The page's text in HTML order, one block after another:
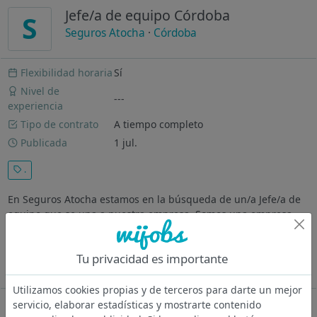
S Jefe/a de equipo Córdoba
Seguros Atocha · Córdoba
Flexibilidad horaria Sí
Nivel de
experiencia
---
Tipo de contrato
A tiempo completo
Publicada
1 jul.
.
En Seguros Atocha estamos en la búsqueda de un/a Jefe/a de
equipo que se una a nuestra empresa. Somos una empresa
líder en el sector seguros. Tu misión será impulsar las ventas
de nuestros productos. Buscamos personas con: Capacidad
emprendedora Clara...
Ver más
Oferta desactivada
Tu privacidad es importante
Utilizamos cookies propias y de terceros para darte un mejor
servicio, elaborar estadísticas y mostrarte contenido